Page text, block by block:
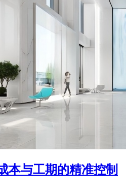
本与工期的精准控制